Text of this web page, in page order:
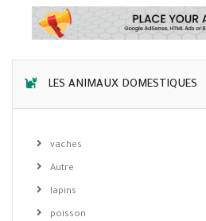
LES ANIMAUX DOMESTIQUES
vaches
Autre
lapins
poisson